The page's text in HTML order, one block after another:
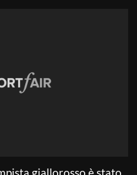
giallorosso è stato